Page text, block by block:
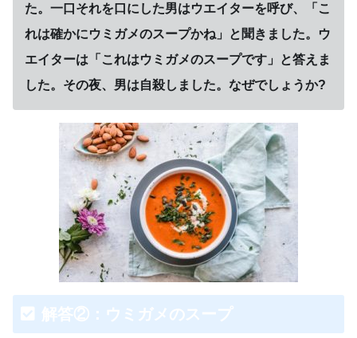
た。一口それを口にした男はウエイターを呼び、「こ
れは確かにウミガメのスープかね」と聞きました。ウ
エイターは「これはウミガメのスープです」と答えま
した。その夜、男は自殺しました。なぜでしょうか?
解答②：ウミガメのスープ